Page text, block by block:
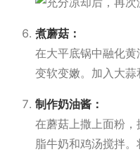
煮蘑菇：
在大平底锅中融化
变软变嫩。加入大蒜
制作奶油酱：
在蘑菇上撒上面粉
脂牛奶和鸡汤搅拌